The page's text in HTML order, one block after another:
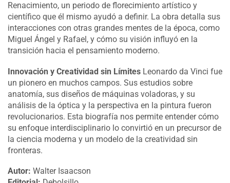
Renacimiento, un periodo de florecimiento artístico y
científico que él mismo ayudó a definir. La obra detalla sus
interacciones con otras grandes mentes de la época, como
Miguel Ángel y Rafael, y cómo su visión influyó en la
transición hacia el pensamiento moderno.
Innovación y Creatividad sin Límites Leonardo da Vinci fue
un pionero en muchos campos. Sus estudios sobre
anatomía, sus diseños de máquinas voladoras, y su
análisis de la óptica y la perspectiva en la pintura fueron
revolucionarios. Esta biografía nos permite entender cómo
su enfoque interdisciplinario lo convirtió en un precursor de
la ciencia moderna y un modelo de la creatividad sin
fronteras.
Autor: Walter Isaacson